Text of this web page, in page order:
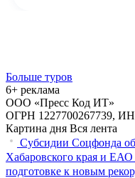
Больше туров
6+ реклама
ООО «Пресс Код ИТ»
ОГРН 1227700267739,
Картина дня Вся лента
Субсидии Соцфонда
Хабаровского края и ЕАО
подготовке к новым